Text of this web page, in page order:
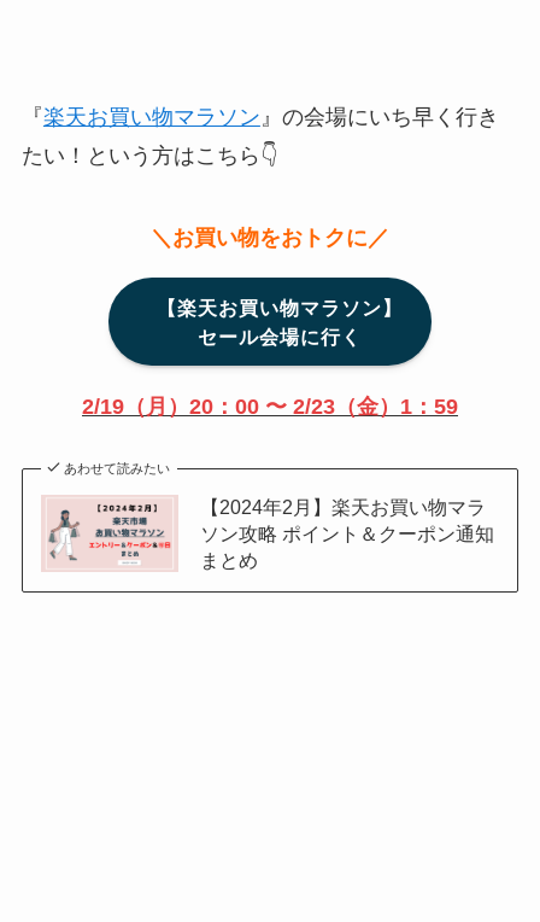
『楽天お買い物マラソン 』の会場にいち早く行き
たい！という方はこちら👇
＼お買い物をおトクに／
【楽天お買い物マラソン】
セール会場に行く
2/19（月）20：00 〜 2/23（金）1：59
あわせて読みたい
【2024年2月】楽天お買い物マラ
ソン攻略 ポイント＆クーポン通知
まとめ